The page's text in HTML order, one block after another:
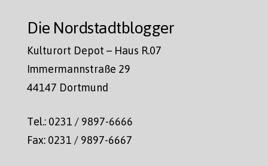
Die Nordstadtblogger
Kulturort Depot – Haus R.07
Immermannstraße 29
44147 Dortmund
Tel.: 0231 / 9897-6666
Fax: 0231 / 9897-6667